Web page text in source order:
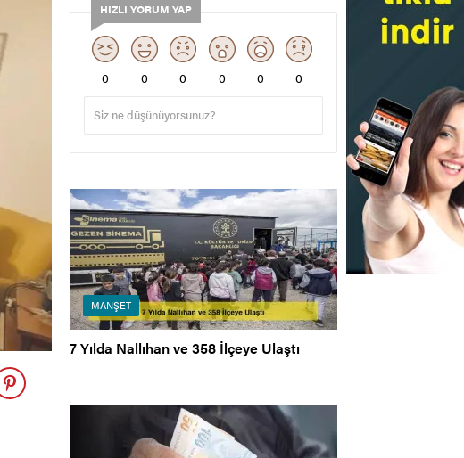
HIZLI YORUM YAP
0 0 0 0 0 0
MANŞET
7 Yılda Nallıhan ve 358 İlçeye Ulaştı